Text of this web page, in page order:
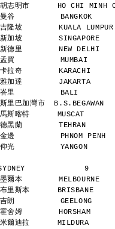
胡志明市      HO CHI MINH
曼谷          BANGKOK
吉隆坡        KUALA
新加坡        SINGAPORE
新德里        NEW
孟買          MUMBAI
卡拉奇
雅加達        JAKARTA
峇里          BALI
斯里巴加灣市
馬斯喀特
德黑蘭        TEHRAN
金邊          PHNOM
仰光          YANGON
9
墨爾本
布里斯本
吉朗          GEELONG
霍舍姆
米爾迪拉